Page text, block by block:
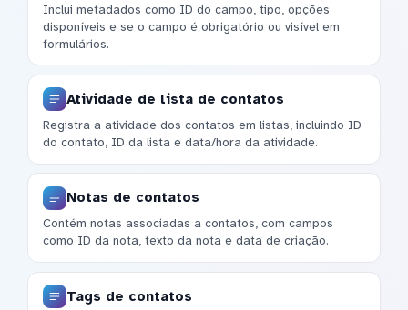
Inclui metadados como ID do campo, tipo, opções
disponíveis e se o campo é obrigatório ou visível em
formulários.
Atividade de lista de contatos
Registra a atividade dos contatos em listas, incluindo ID
do contato, ID da lista e data/hora da atividade.
Notas de contatos
Contém notas associadas a contatos, com campos
como ID da nota, texto da nota e data de criação.
Tags de contatos